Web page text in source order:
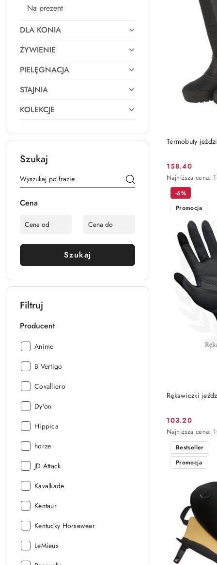
Na prezent
DLA KONIA
ŻYWIENIE
PIELĘGNACJA
STAJNIA
KOLEKCJE
Szukaj
Cena
Szukaj
Filtruj
Producent
Producent:
Animo
Producent:
B Vertigo
Producent:
Covalliero
Producent:
Dy'on
Producent:
Hippica
Producent:
horze
Producent:
JD Attack
Producent:
Kavalkade
Producent:
Kentaur
Producent:
Kentucky Horsewear
Producent:
LeMieux
Termobuty
Cena
promocyjna:
158.40
Najniższa
cena
30
dni
obniżką
Najniższa cena:
Rękawiczki
Cena
promocyjna:
103.20
Najniższa
cena
30
dni
Najniższa cena:
-6%
Promocja
Bestseller
Promocja